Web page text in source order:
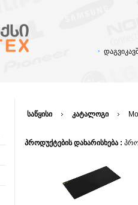
საწყისი კატალოგი
პროდუქტების დახარისხება :